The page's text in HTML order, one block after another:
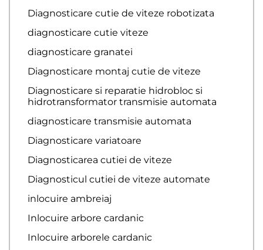
Diagnosticare cutie de viteze robotizata
diagnosticare cutie viteze
diagnosticare granatei
Diagnosticare montaj cutie de viteze
Diagnosticare si reparatie hidrobloc si
hidrotransformator transmisie automata
diagnosticare transmisie automata
Diagnosticare variatoare
Diagnosticarea cutiei de viteze
Diagnosticul cutiei de viteze automate
inlocuire ambreiaj
Inlocuire arbore cardanic
Inlocuire arborele cardanic